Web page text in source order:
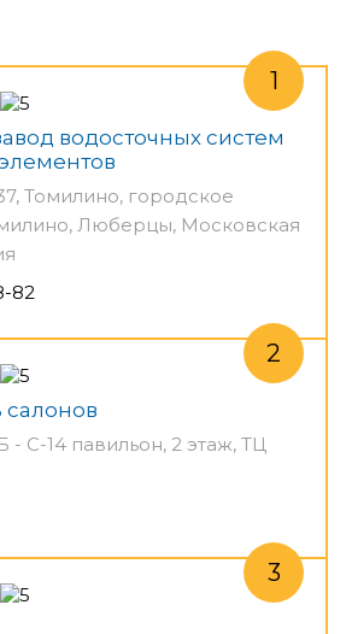
водосточных систем
Томилино, городское
Люберцы, Московская
82
салонов
- С-14 павильон, 2 этаж, ТЦ